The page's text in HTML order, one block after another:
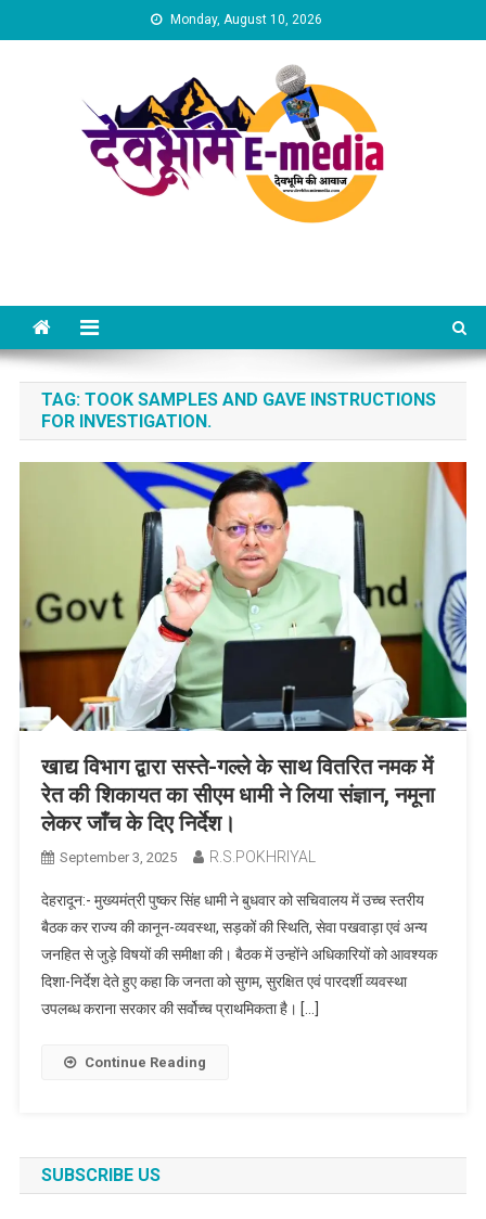
to
Monday, August 10, 2026
TAG: TOOK SAMPLES AND GAVE INSTRUCTIONS
FOR INVESTIGATION.
खाद्य विभाग द्वारा सस्ते-गल्ले के साथ वितरित नमक में
रेत की शिकायत का सीएम धामी ने लिया संज्ञान, नमूना
लेकर जाँच के दिए निर्देश।
September 3, 2025 R.S.POKHRIYAL
देहरादून:- मुख्यमंत्री पुष्कर सिंह धामी ने बुधवार को सचिवालय में उच्च स्तरीय
बैठक कर राज्य की कानून-व्यवस्था, सड़कों की स्थिति, सेवा पखवाड़ा एवं अन्य
जनहित से जुड़े विषयों की समीक्षा की। बैठक में उन्होंने अधिकारियों को आवश्यक
दिशा-निर्देश देते हुए कहा कि जनता को सुगम, सुरक्षित एवं पारदर्शी व्यवस्था
उपलब्ध कराना सरकार की सर्वोच्च प्राथमिकता है। […]
Continue Reading
SUBSCRIBE US